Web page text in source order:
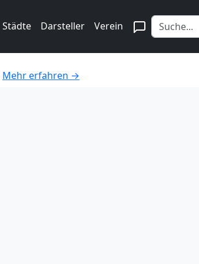
Städte Darsteller Verein
Mehr erfahren →